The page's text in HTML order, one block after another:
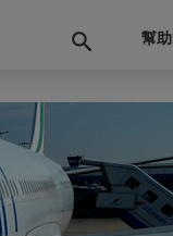
幫助